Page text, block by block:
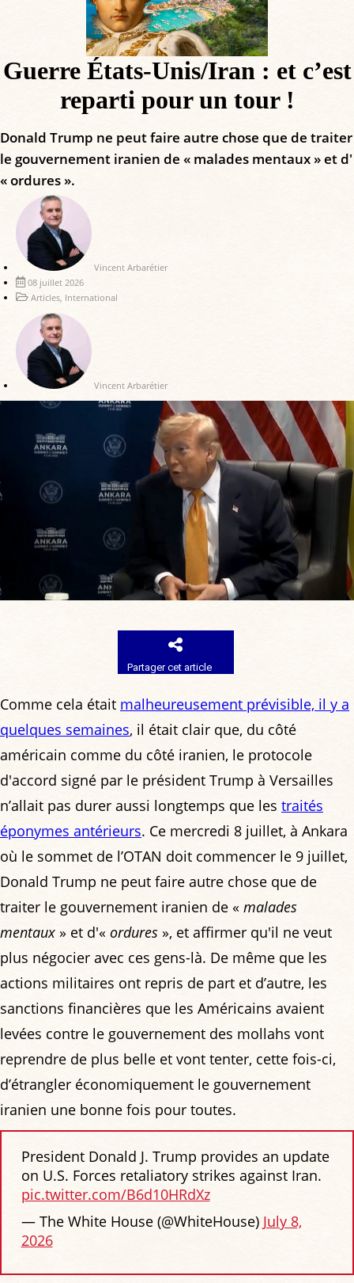
Guerre États-Unis/Iran : et c’est
reparti pour un tour !
Donald Trump ne peut faire autre chose que de traiter
le gouvernement iranien de « malades mentaux » et d'
« ordures ».
Vincent Arbarétier
08 juillet 2026
Articles, International
Vincent Arbarétier
Partager cet article
Comme cela était malheureusement prévisible, il y a
quelques semaines, il était clair que, du côté
américain comme du côté iranien, le protocole
d'accord signé par le président Trump à Versailles
n’allait pas durer aussi longtemps que les traités
éponymes antérieurs. Ce mercredi 8 juillet, à Ankara
où le sommet de l’OTAN doit commencer le 9 juillet,
Donald Trump ne peut faire autre chose que de
traiter le gouvernement iranien de « malades
mentaux » et d'« ordures », et affirmer qu'il ne veut
plus négocier avec ces gens-là. De même que les
actions militaires ont repris de part et d’autre, les
sanctions financières que les Américains avaient
levées contre le gouvernement des mollahs vont
reprendre de plus belle et vont tenter, cette fois-ci,
d’étrangler économiquement le gouvernement
iranien une bonne fois pour toutes.
President Donald J. Trump provides an update
on U.S. Forces retaliatory strikes against Iran.
pic.twitter.com/B6d10HRdXz
— The White House (@WhiteHouse) July 8,
2026